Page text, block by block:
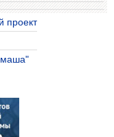
проект